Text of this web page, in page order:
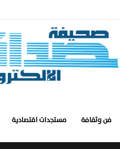
فن وثقافة مستجدات اقتصادية